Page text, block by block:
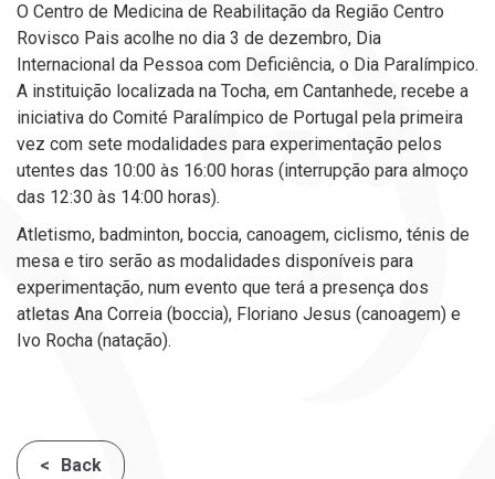
O Centro de Medicina de Reabilitação da Região Centro
Rovisco Pais acolhe no dia 3 de dezembro, Dia
Internacional da Pessoa com Deficiência, o Dia Paralímpico.
A instituição localizada na Tocha, em Cantanhede, recebe a
iniciativa do Comité Paralímpico de Portugal pela primeira
vez com sete modalidades para experimentação pelos
utentes das 10:00 às 16:00 horas (interrupção para almoço
das 12:30 às 14:00 horas).
Atletismo, badminton, boccia, canoagem, ciclismo, ténis de
mesa e tiro serão as modalidades disponíveis para
experimentação, num evento que terá a presença dos
atletas Ana Correia (boccia), Floriano Jesus (canoagem) e
Ivo Rocha (natação).
Back